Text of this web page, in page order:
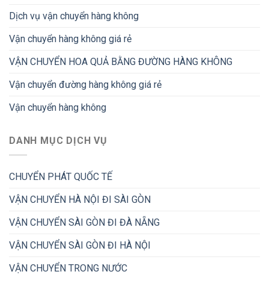
Dịch vụ vận chuyển hàng không
Vận chuyển hàng không giá rẻ
VẬN CHUYỂN HOA QUẢ BẰNG ĐƯỜNG HÀNG KHÔNG
Vận chuyển đường hàng không giá rẻ
Vận chuyển hàng không
DANH MỤC DỊCH VỤ
CHUYỂN PHÁT QUỐC TẾ
VẬN CHUYỂN HÀ NỘI ĐI SÀI GÒN
VẬN CHUYỂN SÀI GÒN ĐI ĐÀ NẴNG
VẬN CHUYỂN SÀI GÒN ĐI HÀ NỘI
VẬN CHUYỂN TRONG NƯỚC